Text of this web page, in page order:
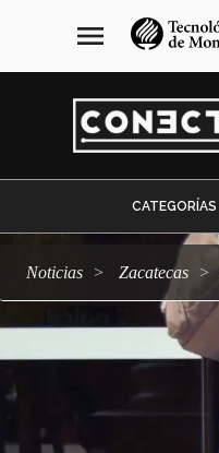
navegación
principal
menu
CATEGORÍAS
Noticias Zacatecas